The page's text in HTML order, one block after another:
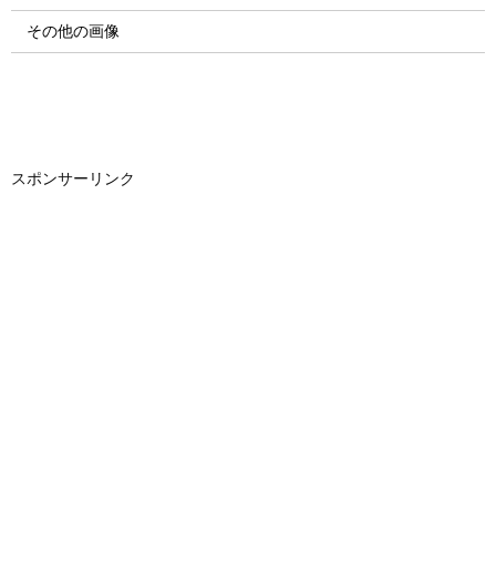
その他の画像
スポンサーリンク